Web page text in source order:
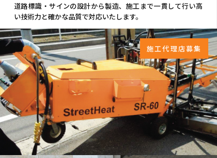
道路標識・サインの設計から製造、施工まで一貫して行い高
い技術力と確かな品質で対応いたします。
施工代理店募集